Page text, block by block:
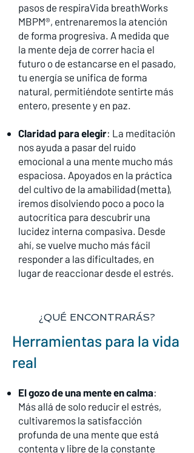
pasos de respiraVida breathWorks
MBPM®, entrenaremos la atención
de forma progresiva. A medida que
la mente deja de correr hacia el
futuro o de estancarse en el pasado,
tu energía se unifica de forma
natural, permitiéndote sentirte más
entero, presente y en paz.
Claridad para elegir: La meditación
nos ayuda a pasar del ruido
emocional a una mente mucho más
espaciosa. Apoyados en la práctica
del cultivo de la amabilidad (metta),
iremos disolviendo poco a poco la
autocrítica para descubrir una
lucidez interna compasiva. Desde
ahí, se vuelve mucho más fácil
responder a las dificultades, en
lugar de reaccionar desde el estrés.
¿QUÉ ENCONTRARÁS?
Herramientas para la vida
real
El gozo de una mente en calma:
Más allá de solo reducir el estrés,
cultivaremos la satisfacción
profunda de una mente que está
contenta y libre de la constante